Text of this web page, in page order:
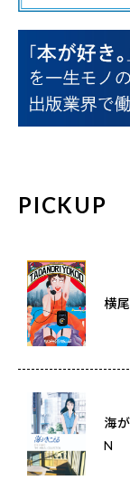
PICKUP
横
海
N